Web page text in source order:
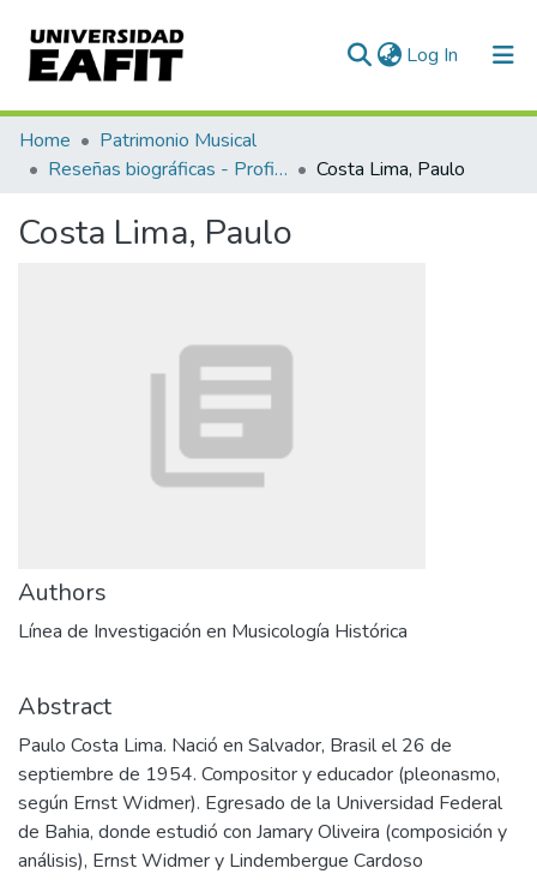
Log In (current)
Communities & Collections
All of DSpace
Statistics
Home
Patrimonio Musical
Reseñas biográficas - Profiles
Costa Lima, Paulo
Costa Lima, Paulo
Authors
Línea de Investigación en Musicología Histórica
Abstract
Paulo Costa Lima. Nació en Salvador, Brasil el 26 de
septiembre de 1954. Compositor y educador (pleonasmo,
según Ernst Widmer). Egresado de la Universidad Federal
de Bahia, donde estudió con Jamary Oliveira (composición y
análisis), Ernst Widmer y Lindembergue Cardoso